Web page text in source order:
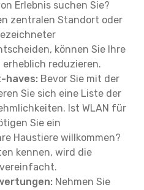
Erlebnis suchen Sie?
zentralen Standort oder
können Sie Ihre
reduzieren.
haves: Bevor Sie mit der
Sie sich eine Liste der
Ist WLAN für
Sie ein
Haustiere willkommen?
kennen, wird die
Nehmen Sie